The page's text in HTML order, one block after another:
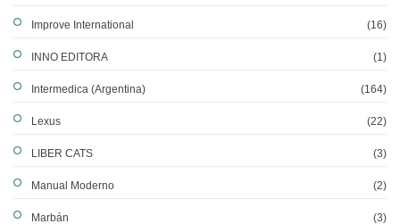
Improve International (16)
INNO EDITORA (1)
Intermedica (Argentina) (164)
Lexus (22)
LIBER CATS (3)
Manual Moderno (2)
Marbán (3)